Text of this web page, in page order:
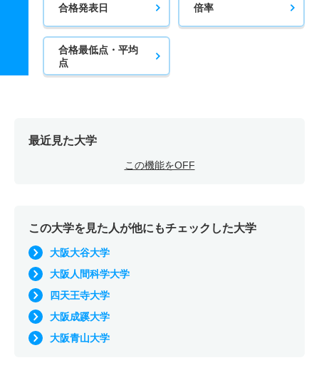
合格発表日 倍率
合格最低点・平均
点
最近見た大学
この機能をOFF
この大学を見た人が他にもチェックした大学
大阪大谷大学
大阪人間科学大学
四天王寺大学
大阪成蹊大学
大阪青山大学